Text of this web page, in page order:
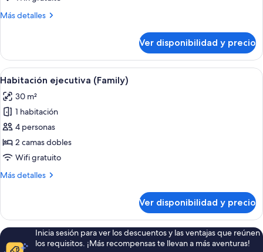
Más detalles
Más
triple
superior
Ver disponibilidad y precio
Ver
todas
las
fotos
de
Habitación
ejecutiva
Habitación de hotel con dos camas,
4
Habitación ejecutiva (Family)
30 m²
1 habitación
4 personas
2 camas dobles
Wifi gratuito
Más detalles
Más
ejecutiva
(Family)
Ver disponibilidad y precio
Inicia sesión para ver los descuentos y las ventajas que reúnen
los requisitos. ¡Más recompensas te llevan a más aventuras!